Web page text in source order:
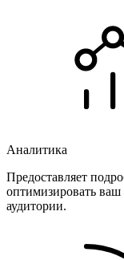
Аналитика
Предоставляет
оптимизировать ваш
аудитории.